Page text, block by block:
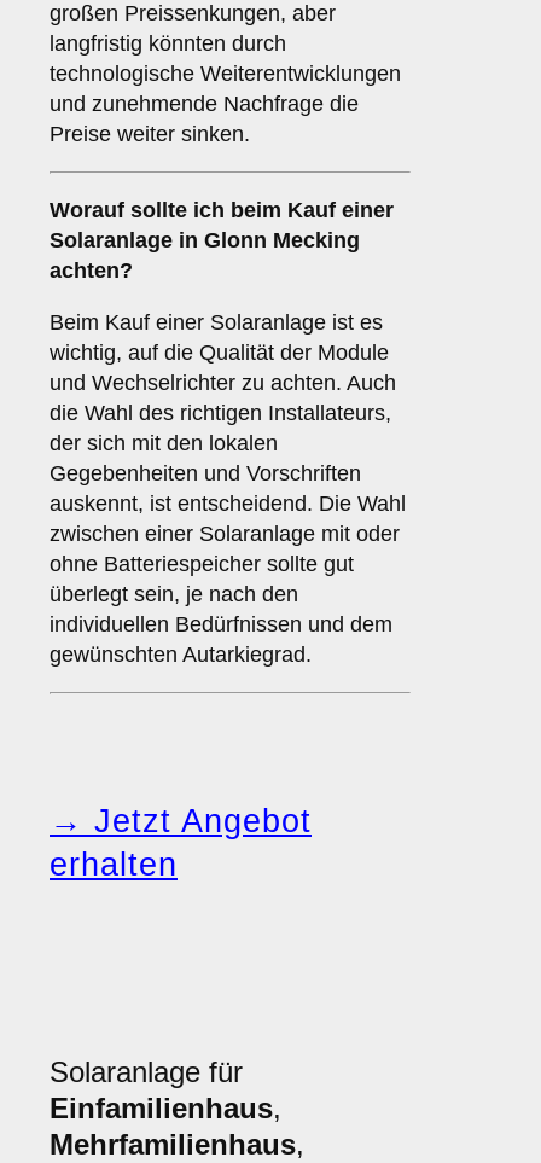
großen Preissenkungen, aber
langfristig könnten durch
technologische Weiterentwicklungen
und zunehmende Nachfrage die
Preise weiter sinken.
Worauf sollte ich beim Kauf einer
Solaranlage in Glonn Mecking
achten?
Beim Kauf einer Solaranlage ist es
wichtig, auf die Qualität der Module
und Wechselrichter zu achten. Auch
die Wahl des richtigen Installateurs,
der sich mit den lokalen
Gegebenheiten und Vorschriften
auskennt, ist entscheidend. Die Wahl
zwischen einer Solaranlage mit oder
ohne Batteriespeicher sollte gut
überlegt sein, je nach den
individuellen Bedürfnissen und dem
gewünschten Autarkiegrad.
→ Jetzt Angebot
erhalten
Solaranlage für
Einfamilienhaus,
Mehrfamilienhaus,